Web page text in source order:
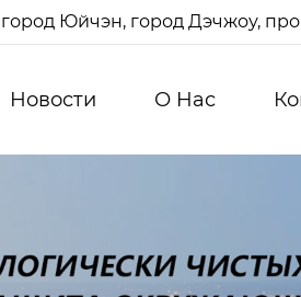
Юйчэн, город Дэчжоу,
Новости О Hас